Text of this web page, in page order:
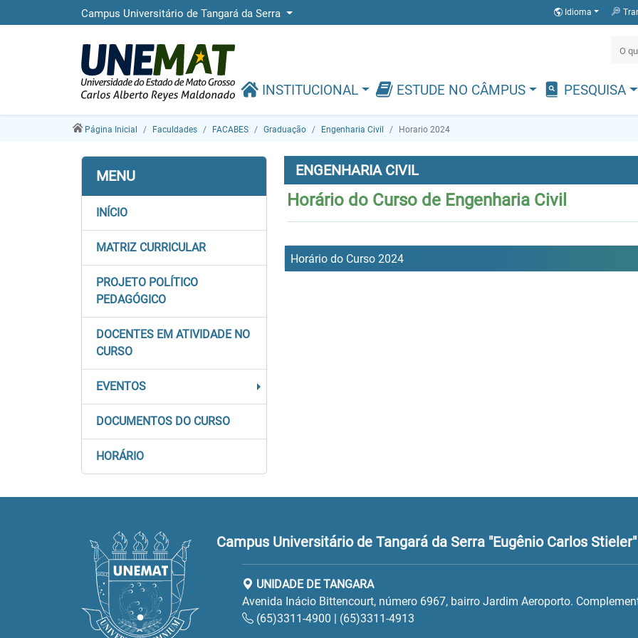
Campus Universitário de Tangará da Serra Idioma
INSTITUCIONAL ESTUDE NO CÂMPUS PESQUISA
Página Inicial Faculdades FACABES Graduação Engenharia Civil Horario 2024
MENU
INÍCIO
MATRIZ CURRICULAR
PROJETO POLÍTICO
PEDAGÓGICO
DOCENTES EM ATIVIDADE NO
CURSO
EVENTOS
DOCUMENTOS DO CURSO
HORÁRIO
ENGENHARIA CIVIL
Horário do Curso de Engenharia Civil
Horário do Curso 2024
Campus Universitário de Tangará da Serra "Eugênio Carlos Stieler"
UNIDADE DE TANGARA
Avenida Inácio Bittencourt, número 6967, bairro Jardim Aeroporto.
(65)3311-4900 | (65)3311-4913